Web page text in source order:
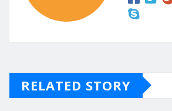
RELATED STORY